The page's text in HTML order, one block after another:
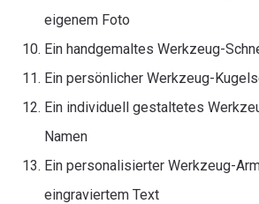
eigenem Foto
Ein handgemaltes Werkzeug-
Ein persönlicher Werkzeug-
Ein individuell gestaltetes
Namen
Ein personalisierter Werkzeug-
eingraviertem Text